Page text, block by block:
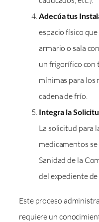
Adecúa tus
espacio físico
armario o sala
un frigorífico con
mínimas para los
cadena de frío.
Integra la
La solicitud para
medicamentos
Sanidad de la
del expediente
Este proceso
requiere un